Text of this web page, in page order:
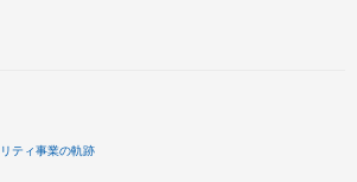
ティ事業の軌跡